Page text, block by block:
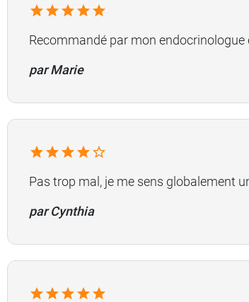
Recommandé par mon
par Marie
Pas trop mal, je me sens globalement
par Cynthia